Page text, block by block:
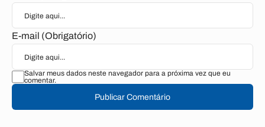
E-mail (Obrigatório)
Salvar meus dados neste navegador para a próxima vez que eu
comentar.
Publicar Comentário